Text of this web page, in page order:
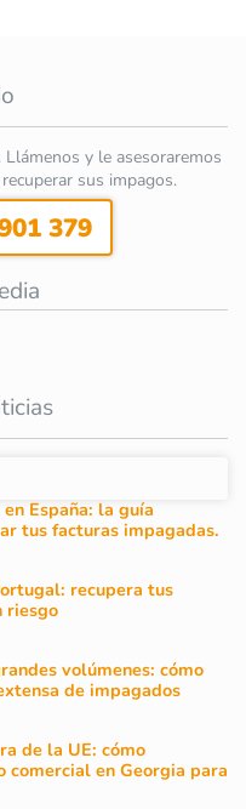
y le asesoraremos
sus impagos.
379
España: la guía
tus facturas impagadas.
recupera tus
riesgo
volúmenes: cómo
de impagados
de la UE: cómo
comercial en Georgia para